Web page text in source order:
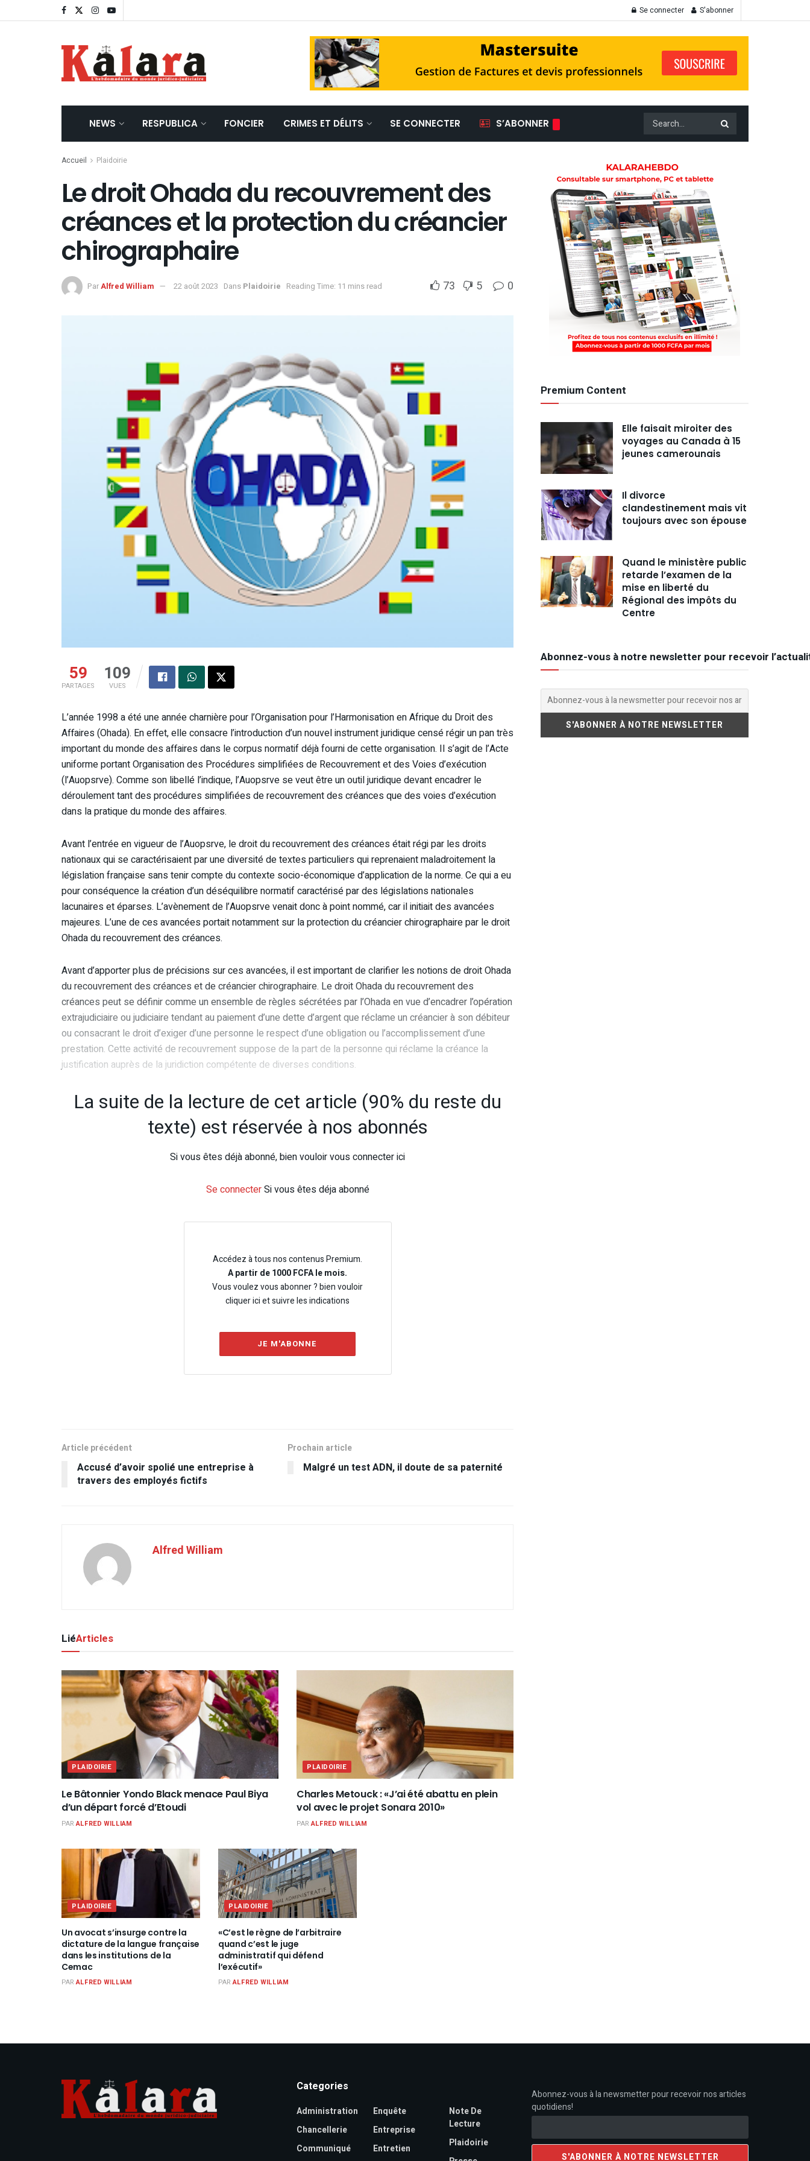
Se connecter S'abonner
NEWS RESPUBLICA FONCIER CRIMES ET DÉLITS SE CONNECTER S’ABONNER
Accueil Plaidoirie
Le droit Ohada du recouvrement des
créances et la protection du créancier
chirographaire
ParAlfred William 22 août 2023 Dans Plaidoirie Reading Time: 11 mins read 73 5 0
59
PARTAGES
109
VUES
L’année 1998 a été une année charnière pour l’Organisation pour l’Harmonisation en Afrique du Droit des
Affaires (Ohada). En effet, elle consacre l’introduction d’un nouvel instrument juridique censé régir un pan très
important du monde des affaires dans le corpus normatif déjà fourni de cette organisation. Il s’agit de l’Acte
uniforme portant Organisation des Procédures simplifiées de Recouvrement et des Voies d’exécution
(l’Auopsrve). Comme son libellé l’indique, l’Auopsrve se veut être un outil juridique devant encadrer le
déroulement tant des procédures simplifiées de recouvrement des créances que des voies d’exécution
dans la pratique du monde des affaires.
Avant l’entrée en vigueur de l’Auopsrve, le droit du recouvrement des créances était régi par les droits
nationaux qui se caractérisaient par une diversité de textes particuliers qui reprenaient maladroitement la
législation française sans tenir compte du contexte socio-économique d’application de la norme. Ce qui a eu
pour conséquence la création d’un déséquilibre normatif caractérisé par des législations nationales
lacunaires et éparses. L’avènement de l’Auopsrve venait donc à point nommé, car il initiait des avancées
majeures. L’une de ces avancées portait notamment sur la protection du créancier chirographaire par le droit
Ohada du recouvrement des créances.
Avant d’apporter plus de précisions sur ces avancées, il est important de clarifier les notions de droit Ohada
du recouvrement des créances et de créancier chirographaire. Le droit Ohada du recouvrement des
créances peut se définir comme un ensemble de règles sécrétées par l’Ohada en vue d’encadrer l’opération
extrajudiciaire ou judiciaire tendant au paiement d’une dette d’argent que réclame un créancier à son débiteur
ou consacrant le droit d’exiger d’une personne le respect d’une obligation ou l’accomplissement d’une
prestation. Cette activité de recouvrement suppose de la part de la personne qui réclame la créance la
justification auprès de la juridiction compétente de diverses conditions.
La suite de la lecture de cet article (90% du reste du
texte) est réservée à nos abonnés
Si vous êtes déjà abonné, bien vouloir vous connecter ici
Se connecterSi vous êtes déja abonné
Accédez à tous nos contenus Premium.
A partir de 1000 FCFA le mois.
Vous voulez vous abonner ? bien vouloir
cliquer ici et suivre les indications
JE M'ABONNE
Article précédent
Accusé d’avoir spolié une entreprise à
travers des employés fictifs
Prochain article
Malgré un test ADN, il doute de sa paternité
Alfred William
LiéArticles
PLAIDOIRIE
Le Bâtonnier Yondo Black menace Paul Biya
d’un départ forcé d’Etoudi
PAR ALFRED WILLIAM
PLAIDOIRIE
Charles Metouck : «J’ai été abattu en plein
vol avec le projet Sonara 2010»
PAR ALFRED WILLIAM
PLAIDOIRIE
Un avocat s’insurge contre la
dictature de la langue française
dans les institutions de la
Cemac
PAR ALFRED WILLIAM
PLAIDOIRIE
«C’est le règne de l’arbitraire
quand c’est le juge
administratif qui défend
l’exécutif»
PAR ALFRED WILLIAM
Premium Content
Elle faisait miroiter des
voyages au Canada à 15
jeunes camerounais
Il divorce
clandestinement mais vit
toujours avec son épouse
Quand le ministère public
retarde l’examen de la
mise en liberté du
Régional des impôts du
Centre
Abonnez-vous à notre newsletter pour recevoir
Categories
Administration
Chancellerie
Communiqué
Enquête
Entreprise
Entretien
Note De
Lecture
Plaidoirie
Abonnez-vous à la newsmetter pour recevoir nos articles
quotidiens!